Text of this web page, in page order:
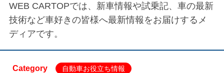
WEB CARTOPでは、新車情報や試乗記、車の最新
技術など車好きの皆様へ最新情報をお届けするメ
ディアです。
Category 自動車お役立ち情報